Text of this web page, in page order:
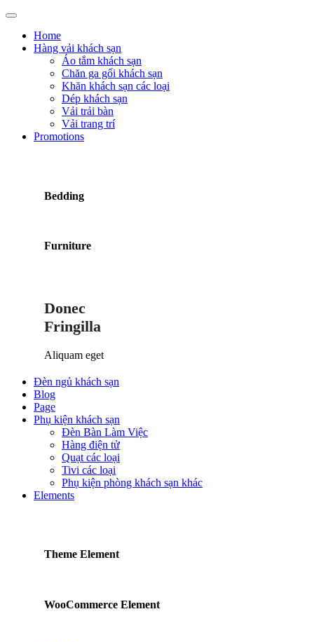
Home
Hàng vải khách sạn
Áo tắm khách sạn
Chăn ga gối khách sạn
Khăn khách sạn các loại
Dép khách sạn
Vải trải bàn
Vải trang trí
Promotions
Bedding
Furniture
Donec
Fringilla
Aliquam eget
Đèn ngủ khách sạn
Blog
Page
Phụ kiện khách sạn
Đèn Bàn Làm Việc
Hàng điện tử
Quạt các loại
Tivi các loại
Phụ kiện phòng khách sạn khác
Elements
Theme Element
WooCommerce Element